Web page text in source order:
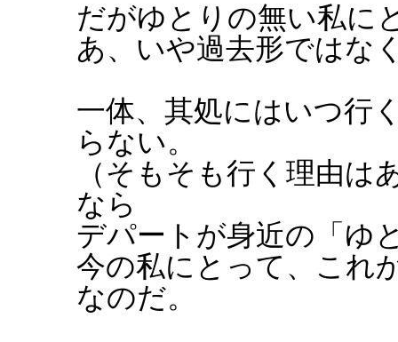
だがゆとりの無い私に
あ、いや過去形ではな
一体、其処にはいつ行
らない。
（そもそも行く理由は
なら
デパートが身近の「ゆ
今の私にとって、これ
なのだ。